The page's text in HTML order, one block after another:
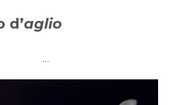
d’aglio
…